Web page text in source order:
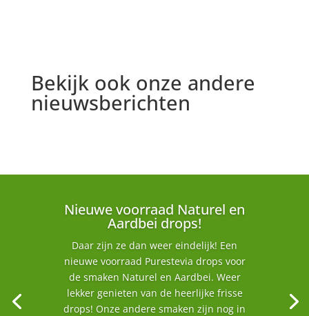
Bekijk ook onze andere
nieuwsberichten
Nieuwe voorraad Naturel en
Aardbei drops!
Daar zijn ze dan weer eindelijk! Een
nieuwe voorraad Purestevia drops voor
de smaken Naturel en Aardbei. Weer
lekker genieten van de heerlijke frisse
drops! Onze andere smaken zijn nog in